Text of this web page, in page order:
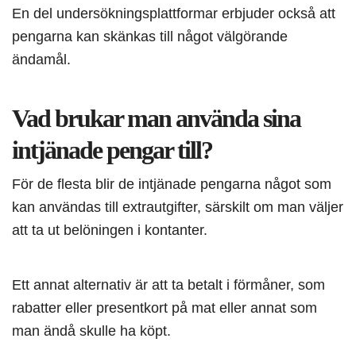
En del undersökningsplattformar erbjuder också att
pengarna kan skänkas till något välgörande
ändamål.
Vad brukar man använda sina
intjänade pengar till?
För de flesta blir de intjänade pengarna något som
kan användas till extrautgifter, särskilt om man väljer
att ta ut belöningen i kontanter.
Ett annat alternativ är att ta betalt i förmåner, som
rabatter eller presentkort på mat eller annat som
man ändå skulle ha köpt.